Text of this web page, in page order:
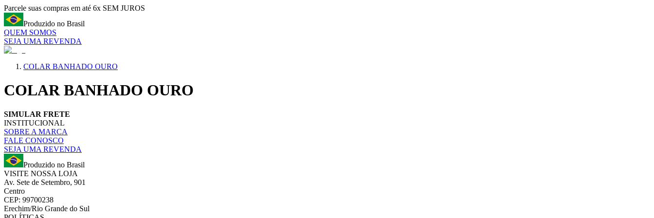
Parcele suas compras em até 6x SEM JUROS
Produzido no Brasil
QUEM SOMOS
SEJA UMA REVENDA
COLAR BANHADO OURO
COLAR BANHADO OURO
SIMULAR FRETE
INSTITUCIONAL
SOBRE A MARCA
FALE CONOSCO
SEJA UMA REVENDA
Produzido no Brasil
VISITE NOSSA LOJA
Av. Sete de Setembro, 901
Centro
CEP: 99700238
Erechim/Rio Grande do Sul